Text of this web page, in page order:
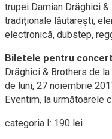
trupei Damian Drăghici
tradiţionale lăutareşti,
electronică, dubstep,
Biletele pentru
Drăghici & Brothers de
de luni, 27 noiembrie
Eventim, la următoarele
categoria I: 190 lei